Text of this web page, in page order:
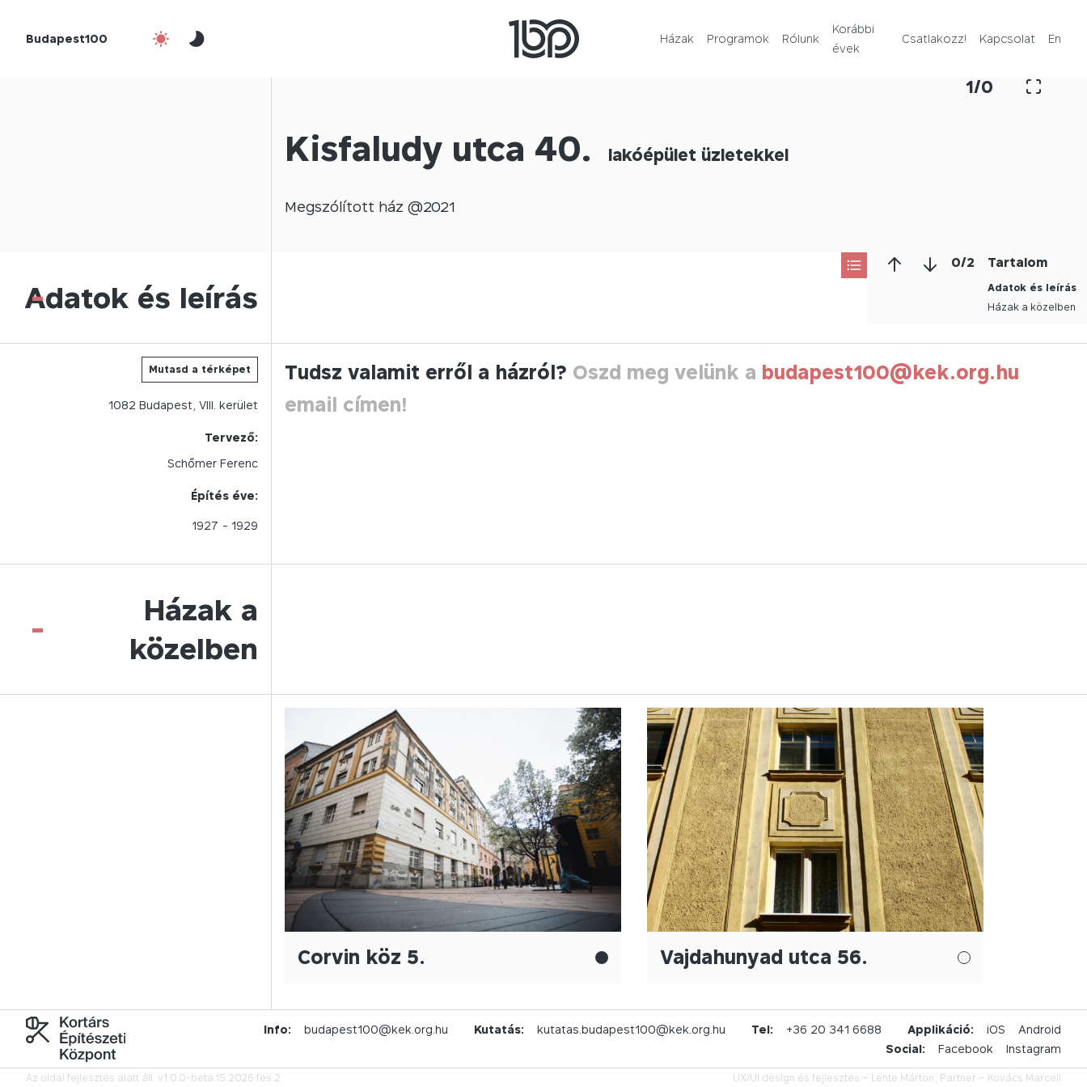
Budapest100 Házak Programok Rólunk
Korábbi
évek
Csatlakozz! Kapcsolat En
1/0
Kisfaludy utca 40. lakóépület üzletekkel
Megszólított ház @2021
0/2 Tartalom
Adatok és leírás
Házak a közelben
Adatok és leírás
-
Mutasd a térképet
1082 Budapest, VIII. kerület
Tervező:
Schőmer Ferenc
Építés éve:
1927 - 1929
Tudsz valamit erről a házról? Oszd meg velünk a budapest100@kek.org.hu
email címen!
Házak a
közelben
-
Corvin köz 5. Vajdahunyad utca 56.
Info: budapest100@kek.org.hu Kutatás: kutatas.budapest100@kek.org.hu Tel: +36 20 341 6688 Applikáció: iOS
Android
Social:
Facebook Instagram
Az oldal fejlesztés alatt áll. v1.0.0-beta.15.2026.fes.2 UX/UI design és fejlesztés – Lente Márton, Partner – Kovács Marcell